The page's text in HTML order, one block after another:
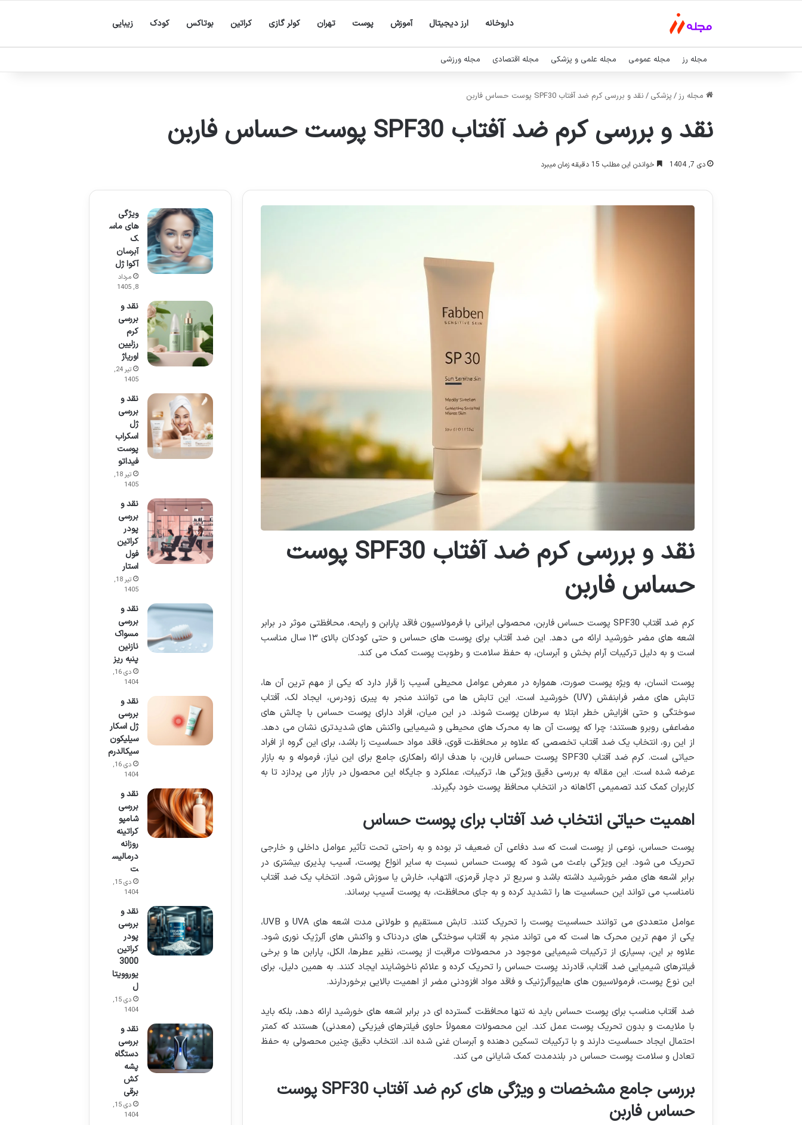
داروخانه ارز دیجیتال آموزش پوست تهران کولر گازی کراتین بوتاکس کودک زیبایی
مجله رز مجله عمومی مجله علمی و پزشکی مجله اقتصادی مجله ورزشی
مجله رز/ پزشکی / نقد و بررسی کرم ضد آفتاب SPF30 پوست حساس فاربن
نقد و بررسی کرم ضد آفتاب SPF30 پوست حساس فاربن
دی 7, 1404 خواندن این مطلب 15 دقیقه زمان میبرد
نقد و بررسی کرم ضد آفتاب SPF30 پوست
حساس فاربن
کرم ضد آفتاب SPF30 پوست حساس فاربن، محصولی ایرانی با فرمولاسیون فاقد پارابن و رایحه، محافظتی موثر در برابر
اشعه های مضر خورشید ارائه می دهد. این ضد آفتاب برای پوست های حساس و حتی کودکان بالای ۱۳ سال مناسب
است و به دلیل ترکیبات آرام بخش و آبرسان، به حفظ سلامت و رطوبت پوست کمک می کند.
پوست انسان، به ویژه پوست صورت، همواره در معرض عوامل محیطی آسیب زا قرار دارد که یکی از مهم ترین آن ها،
تابش های مضر فرابنفش (UV) خورشید است. این تابش ها می توانند منجر به پیری زودرس، ایجاد لک، آفتاب
سوختگی و حتی افزایش خطر ابتلا به سرطان پوست شوند. در این میان، افراد دارای پوست حساس با چالش های
مضاعفی روبرو هستند؛ چرا که پوست آن ها به محرک های محیطی و شیمیایی واکنش های شدیدتری نشان می دهد.
از این رو، انتخاب یک ضد آفتاب تخصصی که علاوه بر محافظت قوی، فاقد مواد حساسیت زا باشد، برای این گروه از افراد
حیاتی است. کرم ضد آفتاب SPF30 پوست حساس فاربن، با هدف ارائه راهکاری جامع برای این نیاز، فرموله و به بازار
عرضه شده است. این مقاله به بررسی دقیق ویژگی ها، ترکیبات، عملکرد و جایگاه این محصول در بازار می پردازد تا به
کاربران کمک کند تصمیمی آگاهانه در انتخاب محافظ پوست خود بگیرند.
اهمیت حیاتی انتخاب ضد آفتاب برای پوست حساس
پوست حساس، نوعی از پوست است که سد دفاعی آن ضعیف تر بوده و به راحتی تحت تأثیر عوامل داخلی و خارجی
تحریک می شود. این ویژگی باعث می شود که پوست حساس نسبت به سایر انواع پوست، آسیب پذیری بیشتری در
برابر اشعه های مضر خورشید داشته باشد و سریع تر دچار قرمزی، التهاب، خارش یا سوزش شود. انتخاب یک ضد آفتاب
نامناسب می تواند این حساسیت ها را تشدید کرده و به جای محافظت، به پوست آسیب برساند.
عوامل متعددی می توانند حساسیت پوست را تحریک کنند. تابش مستقیم و طولانی مدت اشعه های UVA و UVB،
یکی از مهم ترین محرک ها است که می تواند منجر به آفتاب سوختگی های دردناک و واکنش های آلرژیک نوری شود.
علاوه بر این، بسیاری از ترکیبات شیمیایی موجود در محصولات مراقبت از پوست، نظیر عطرها، الکل، پارابن ها و برخی
فیلترهای شیمیایی ضد آفتاب، قادرند پوست حساس را تحریک کرده و علائم ناخوشایند ایجاد کنند. به همین دلیل، برای
این نوع پوست، فرمولاسیون های هایپوآلرژنیک و فاقد مواد افزودنی مضر از اهمیت بالایی برخوردارند.
ضد آفتاب مناسب برای پوست حساس باید نه تنها محافظت گسترده ای در برابر اشعه های خورشید ارائه دهد، بلکه باید
با ملایمت و بدون تحریک پوست عمل کند. این محصولات معمولاً حاوی فیلترهای فیزیکی (معدنی) هستند که کمتر
احتمال ایجاد حساسیت دارند و با ترکیبات تسکین دهنده و آبرسان غنی شده اند. انتخاب دقیق چنین محصولی به حفظ
تعادل و سلامت پوست حساس در بلندمدت کمک شایانی می کند.
بررسی جامع مشخصات و ویژگی های کرم ضد آفتاب SPF30 پوست
حساس فاربن
ویژگی
های ماس
ک
آبرسان
آکوا ژل
مرداد
8, 1405
نقد و
بررسی
کرم
رزلیین
اوریاژ
تیر 24,
1405
نقد و
بررسی
ژل
اسکراب
پوست
فیداتو
تیر 18,
1405
نقد و
بررسی
پودر
کراتین
فول
استار
تیر 18,
1405
نقد و
بررسی
مسواک
نازنین
پنبه ریز
دی 16,
1404
نقد و
بررسی
ژل اسکار
سیلیکون
سیکالدرم
دی 16,
1404
نقد و
بررسی
شامپو
کراتینه
روزانه
درمالیس
ت
دی 15,
1404
نقد و
بررسی
پودر
کراتین
3000
یوروویتا
ل
دی 15,
1404
نقد و
بررسی
دستگاه
پشه
کش
برقی
دی 15,
1404